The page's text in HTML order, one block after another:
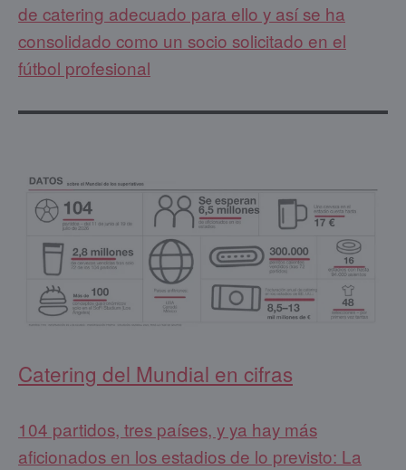
de catering adecuado para ello y así se ha
consolidado como un socio solicitado en el
fútbol profesional
Catering del Mundial en cifras
104 partidos, tres países, y ya hay más
aficionados en los estadios de lo previsto: La